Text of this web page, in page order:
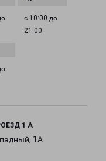
с 10:00 до
21:00
1 А
1А